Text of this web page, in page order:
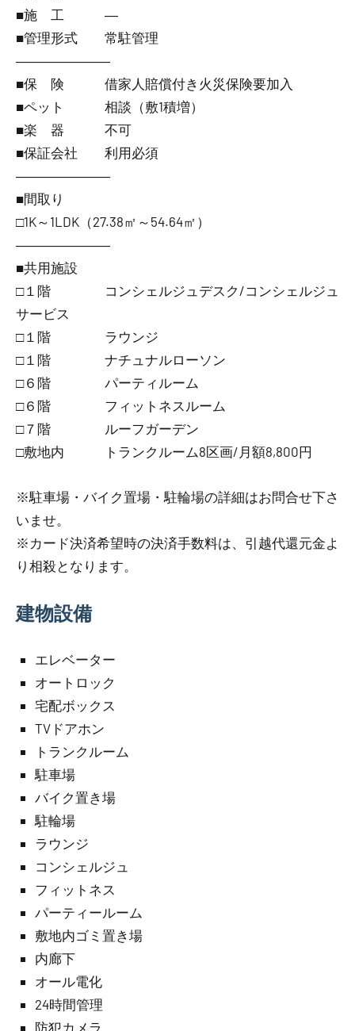
■施 工 ―
■管理形式 常駐管理
―――――――
■保 険 借家人賠償付き火災保険要加入
■ペット 相談（敷1積増）
■楽 器 不可
■保証会社 利用必須
―――――――
■間取り
□1K～1LDK（27.38㎡～54.64㎡）
―――――――
■共用施設
□１階 コンシェルジュデスク/コンシェルジュ
サービス
□１階 ラウンジ
□１階 ナチュナルローソン
□６階 パーティルーム
□６階 フィットネスルーム
□７階 ルーフガーデン
□敷地内 トランクルーム8区画/月額8,800円
※駐車場・バイク置場・駐輪場の詳細はお問合せ下さ
いませ。
※カード決済希望時の決済手数料は、引越代還元金よ
り相殺となります。
建物設備
エレベーター
オートロック
宅配ボックス
TVドアホン
トランクルーム
駐車場
バイク置き場
駐輪場
ラウンジ
コンシェルジュ
フィットネス
パーティールーム
敷地内ゴミ置き場
内廊下
オール電化
24時間管理
防犯カメラ